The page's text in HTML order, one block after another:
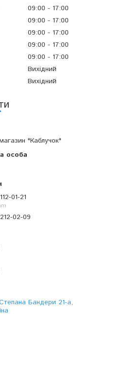
09:00
17:00
09:00
17:00
09:00
17:00
09:00
17:00
09:00
17:00
Вихідний
Вихідний
"Каблучок"
01-21
02-09
Бандери 21-а,